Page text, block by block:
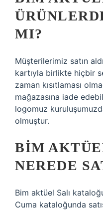
MI?
Müşterilerimiz satın
kartıyla birlikte hiçbir
zaman kısıtlaması
mağazasına iade
logomuz
olmuştur.
BİM
NEREDE
Bim aktüel Salı
Cuma kataloğunda